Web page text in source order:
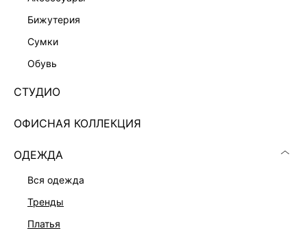
бижутерия
сумки
обувь
СТУДИО
ОФИСНАЯ КОЛЛЕКЦИЯ
ОДЕЖДА
вся одежда
тренды
платья